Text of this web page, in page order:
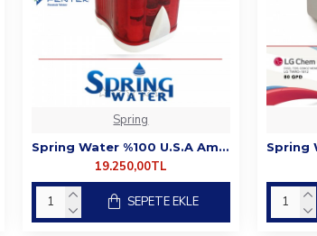
Spring
Spring Water %100 U.S.A Amerikan Filtreli 6 Aşamalı Su Arıtma Cihazı
19.250,00TL
SEPETE EKLE